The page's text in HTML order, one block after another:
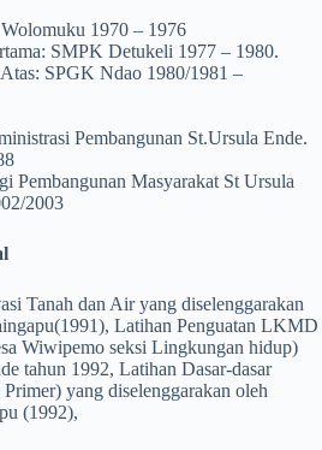
1970 – 1976
SMPK Detukeli 1977 – 1980.
SPGK Ndao 1980/1981 –
Pembangunan St.Ursula Ende.
Pembangunan Masyarakat St Ursula
2003
Tanah dan Air yang diselenggarakan
Latihan Penguatan LKMD
Wiwipemo seksi Lingkungan hidup)
tahun 1992, Latihan Dasar-dasar
yang diselenggarakan oleh
(1992),